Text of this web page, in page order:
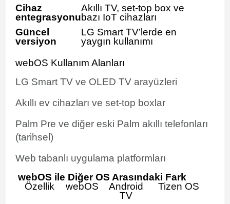
Cihaz
entegrasyonu
Akıllı TV, set-top box ve
bazı IoT cihazları
Güncel
versiyon
LG Smart TV’lerde en
yaygın kullanımı
webOS Kullanım Alanları
LG Smart TV ve OLED TV arayüzleri
Akıllı ev cihazları ve set-top boxlar
Palm Pre ve diğer eski Palm akıllı telefonları
(tarihsel)
Web tabanlı uygulama platformları
webOS ile Diğer OS Arasındaki Fark
Özellik
webOS
Android
TV
Tizen OS